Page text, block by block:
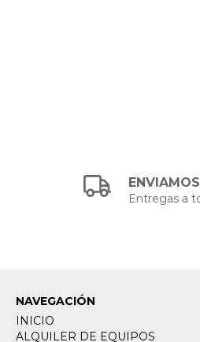
Entregas a
NAVEGACIÓN
INICIO
ALQUILER DE EQUIPOS